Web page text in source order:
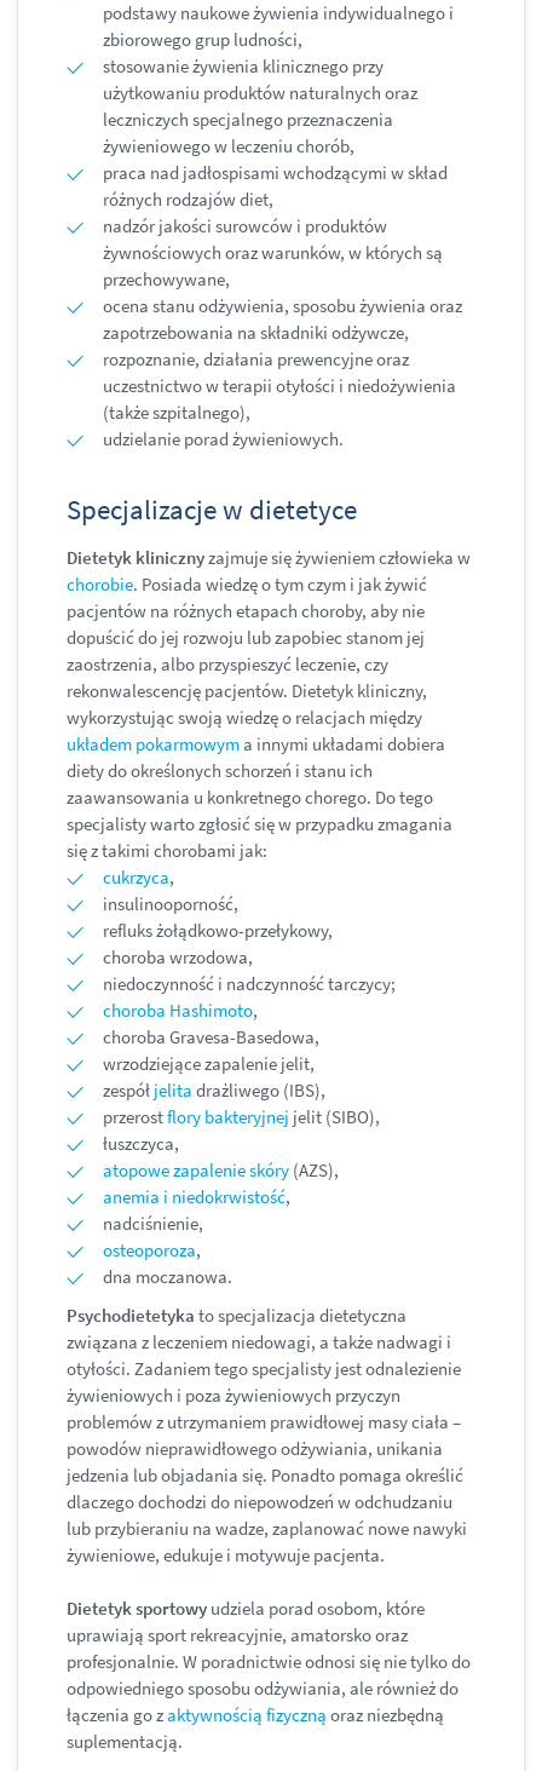
podstawy naukowe żywienia indywidualnego i
zbiorowego grup ludności,
stosowanie żywienia klinicznego przy
użytkowaniu produktów naturalnych oraz
leczniczych specjalnego przeznaczenia
żywieniowego w leczeniu chorób,
praca nad jadłospisami wchodzącymi w skład
różnych rodzajów diet,
nadzór jakości surowców i produktów
żywnościowych oraz warunków, w których są
przechowywane,
ocena stanu odżywienia, sposobu żywienia oraz
zapotrzebowania na składniki odżywcze,
rozpoznanie, działania prewencyjne oraz
uczestnictwo w terapii otyłości i niedożywienia
(także szpitalnego),
udzielanie porad żywieniowych.
Specjalizacje w dietetyce
Dietetyk klinicznyzajmuje się żywieniem człowieka w
chorobie. Posiada wiedzę o tym czym i jak żywić
pacjentów na różnych etapach choroby, aby nie
dopuścić do jej rozwoju lub zapobiec stanom jej
zaostrzenia, albo przyspieszyć leczenie, czy
rekonwalescencję pacjentów. Dietetyk kliniczny,
wykorzystując swoją wiedzę o relacjach między
układem pokarmowyma innymi układami dobiera
diety do określonych schorzeń i stanu ich
zaawansowania u konkretnego chorego. Do tego
specjalisty warto zgłosić się w przypadku zmagania
się z takimi chorobami jak:
cukrzyca,
insulinooporność,
refluks żołądkowo-przełykowy,
choroba wrzodowa,
niedoczynność i nadczynność tarczycy;
choroba Hashimoto,
choroba Gravesa-Basedowa,
wrzodziejące zapalenie jelit,
zespół jelita drażliwego (IBS),
przerostflory bakteryjnej jelit (SIBO),
łuszczyca,
atopowe zapalenie skóry (AZS),
anemia i niedokrwistość,
nadciśnienie,
osteoporoza,
dna moczanowa.
Psychodietetyka to specjalizacja dietetyczna
związana z leczeniem niedowagi, a także nadwagi i
otyłości. Zadaniem tego specjalisty jest odnalezienie
żywieniowych i poza żywieniowych przyczyn
problemów z utrzymaniem prawidłowej masy ciała –
powodów nieprawidłowego odżywiania, unikania
jedzenia lub objadania się. Ponadto pomaga określić
dlaczego dochodzi do niepowodzeń w odchudzaniu
lub przybieraniu na wadze, zaplanować nowe nawyki
żywieniowe, edukuje i motywuje pacjenta.
Dietetyk sportowy udziela porad osobom, które
uprawiają sport rekreacyjnie, amatorsko oraz
profesjonalnie. W poradnictwie odnosi się nie tylko do
odpowiedniego sposobu odżywiania, ale również do
łączenia go zaktywnością fizyczną oraz niezbędną
suplementacją.